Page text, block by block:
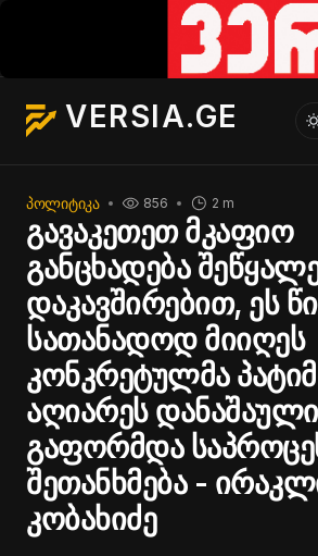
VERSIA.GE
ᲞᲝᲚᲘᲢᲘᲙᲐ 2 m
856
გავაკეთეთ მკაფიო
განცხადება
დაკავშირებით, ეს
სათანადოდ მიიღეს
კონკრეტულმა
აღიარეს
გაფორმდა
შეთანხმება -
კობახიძე